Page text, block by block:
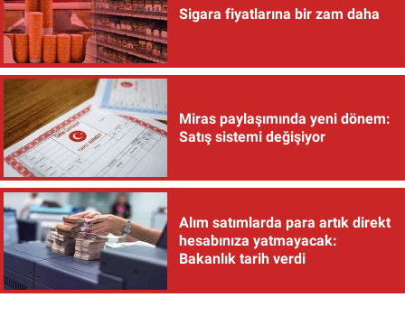
Sigara fiyatlarına bir zam daha
Miras paylaşımında yeni dönem:
Satış sistemi değişiyor
Alım satımlarda para artık direkt
hesabınıza yatmayacak:
Bakanlık tarih verdi